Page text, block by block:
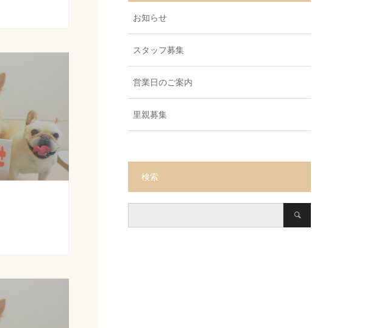
お知らせ
スタッフ募集
営業日のご案内
里親募集
検索